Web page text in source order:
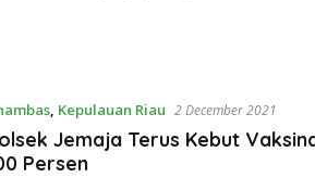
, Kepulauan Riau 2 December 2021
Jemaja Terus Kebut
Persen